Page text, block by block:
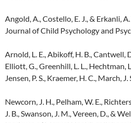
Angold, A., Costello, E. J., & Erkanli,
Journal of Child Psychology and
Arnold, L. E., Abikoff, H. B., Cantwell,
Elliott, G., Greenhill, L. L., Hechtman,
Jensen, P. S., Kraemer, H. C., March, J.
Newcorn, J. H., Pelham, W. E.,
J. B., Swanson, J. M., Vereen, D., &